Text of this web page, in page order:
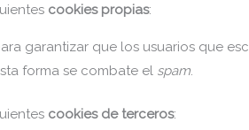
cookies propias:
garantizar que los usuarios que
forma se combate el spam
cookies de terceros: